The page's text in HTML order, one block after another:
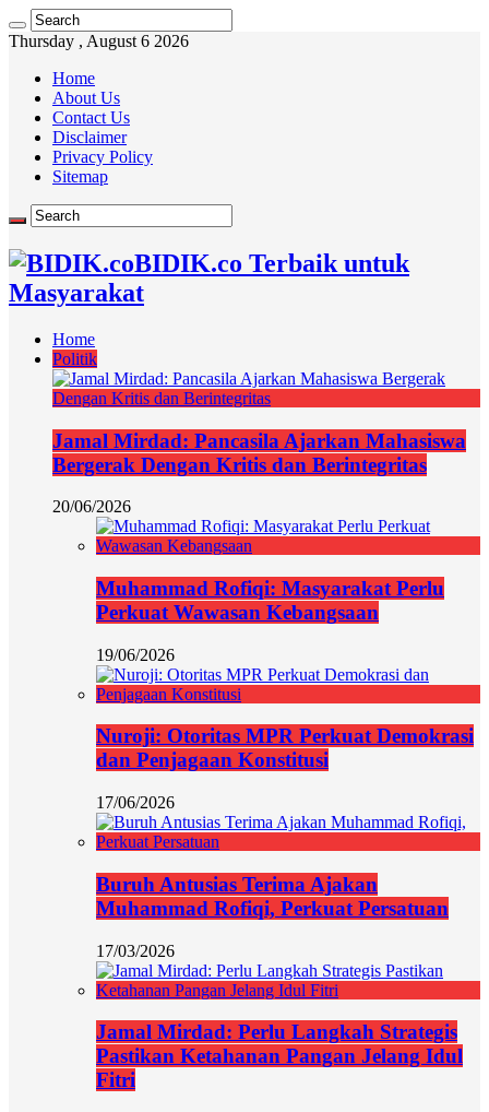
Thursday , August 6 2026
Home
About Us
Contact Us
Disclaimer
Privacy Policy
Sitemap
BIDIK.co Terbaik untuk
Masyarakat
Home
Politik
Jamal Mirdad: Pancasila Ajarkan Mahasiswa
Bergerak Dengan Kritis dan Berintegritas
20/06/2026
Muhammad Rofiqi: Masyarakat Perlu
Perkuat Wawasan Kebangsaan
19/06/2026
Nuroji: Otoritas MPR Perkuat Demokrasi
dan Penjagaan Konstitusi
17/06/2026
Buruh Antusias Terima Ajakan
Muhammad Rofiqi, Perkuat Persatuan
17/03/2026
Jamal Mirdad: Perlu Langkah Strategis
Pastikan Ketahanan Pangan Jelang Idul
Fitri